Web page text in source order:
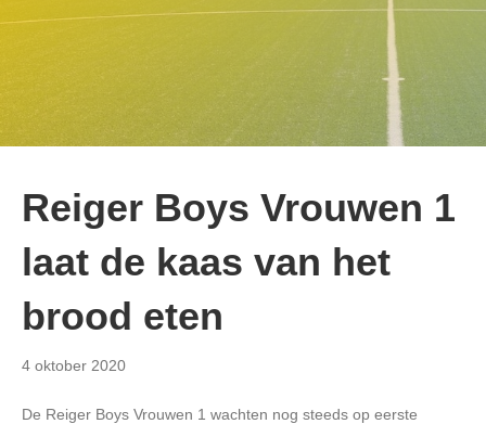
Reiger Boys Vrouwen 1
laat de kaas van het
brood eten
4 oktober 2020
De Reiger Boys Vrouwen 1 wachten nog steeds op eerste